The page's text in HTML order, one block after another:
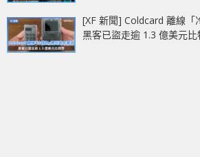
[XF 新聞] Coldcard 離線
黑客已盜走逾 1.3 億美元比